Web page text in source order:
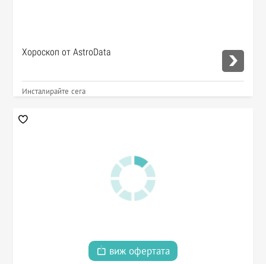
Хороскоп от AstroData
Инсталирайте сега
виж офертата